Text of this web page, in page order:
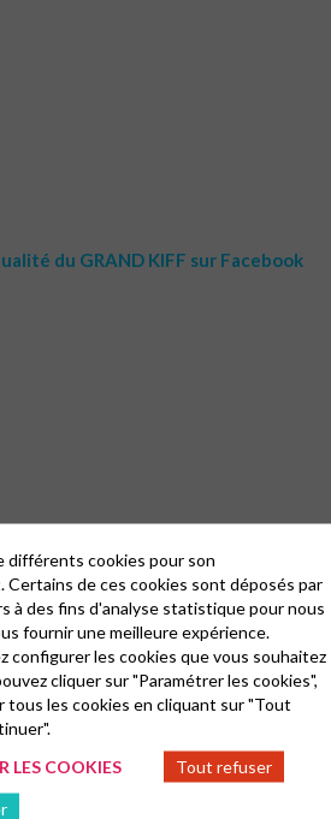
du GRAND KIFF sur Facebook
différents cookies pour son
de ces cookies sont déposés par
à des fins d'analyse statistique pour nous
fournir une meilleure expérience.
configurer les cookies que vous souhaitez
cliquer sur "Paramétrer les cookies",
tous les cookies en cliquant sur "Tout
LES COOKIES
Tout refuser